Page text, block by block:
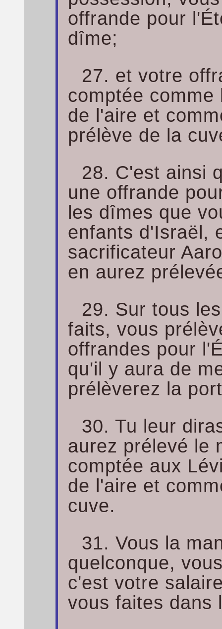
offrande pour
dîme;
27. et votre
comptée
de l'aire et
prélève de la
28. C'est ainsi
une offrande
les dîmes que
enfants d'Israël,
sacrificateur
en aurez
29. Sur tous
faits, vous
offrandes pour
qu'il y aura de
prélèverez la
30. Tu leur
aurez prélevé le
comptée aux
de l'aire et
cuve.
31. Vous la
quelconque,
c'est votre
vous faites dans